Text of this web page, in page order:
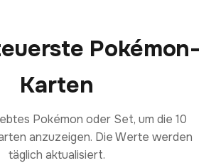
Pokémon-
Karten
Pokémon oder Set, um die 10
anzuzeigen. Die Werte werden
täglich aktualisiert.